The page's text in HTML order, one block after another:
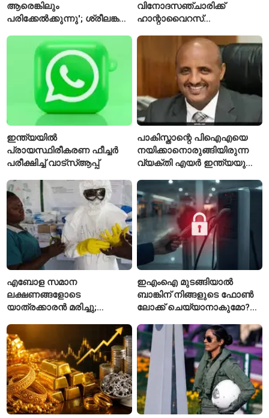
ആരെങ്കിലും
പരിക്കേൽക്കുന്നു'; ശ്രീലങ്കൻ
ടീമിനെ കുറിച്ച് മുൻതാരം
വിനോദസഞ്ചാരിക്ക്
ഹാന്റാവൈറസ്
ഐസൊലേഷനിൽ
പ്രവേശിപ്പിച്ചു
ഇന്ത്യയിൽ
പ്രായസ്ഥിരീകരണ ഫീച്ചർ
പരീക്ഷിച്ച് വാട്‌സ്ആപ്പ്
പാകിസ്താന്റെ പിഐഎയെ
നയിക്കാനൊരുങ്ങിയിരുന്ന
വ്യക്തി എയർ ഇന്ത്യയുടെ
എബോള സമാന
ലക്ഷണങ്ങളോടെ
യാത്രക്കാരൻ മരിച്ചു;
യാത്രക്കാരെ
നിരീക്ഷണത്തിൽ
ഇഎംഐ മുടങ്ങിയാൽ
ബാങ്കിന് നിങ്ങളുടെ ഫോൺ
ലോക്ക് ചെയ്യാനാകുമോ?
ചട്ടങ്ങൾ ഇങ്ങനെ